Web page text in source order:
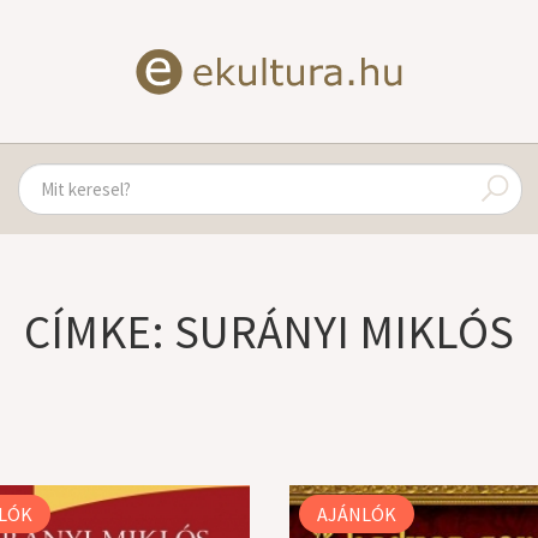
CÍMKE: SURÁNYI MIKLÓS
AJÁNLÓK